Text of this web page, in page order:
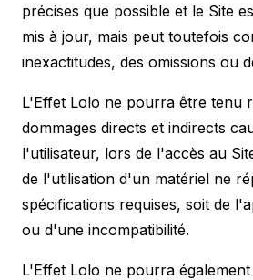
précises que possible et le Site
mis à jour, mais peut toutefois
inexactitudes, des omissions ou
L'Effet Lolo ne pourra être tenu
dommages directs et indirects
l'utilisateur, lors de l'accès au
de l'utilisation d'un matériel ne
spécifications requises, soit de
ou d'une incompatibilité.
L'Effet Lolo ne pourra